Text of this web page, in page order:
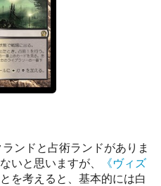
ンドと占術ランドがありま
いと思いますが、
《ヴィズ
を考えると、基本的には白